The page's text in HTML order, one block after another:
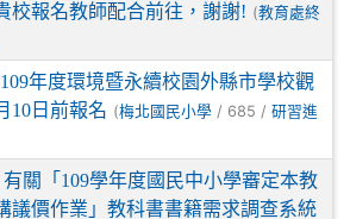
校報名教師配合前往，謝謝! (教育處終
109年度環境暨永續校園外縣市學校觀
10日前報名 (梅北國民小學 / 685 / 研習進
有關「109學年度國民中小學審定本教
議價作業」教科書書籍需求調查系統